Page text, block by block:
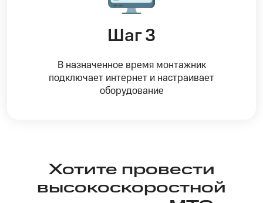
Шаг 3
В назначенное время монтажник
подключает интернет и настраивает
оборудование
Хотите провести
высокоскоростной